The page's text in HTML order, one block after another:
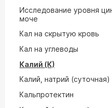
Исследование уровня
моче
Кал на скрытую кровь
Кал на углеводы
Калий (К)
Калий, натрий (суточная)
Кальпротектин